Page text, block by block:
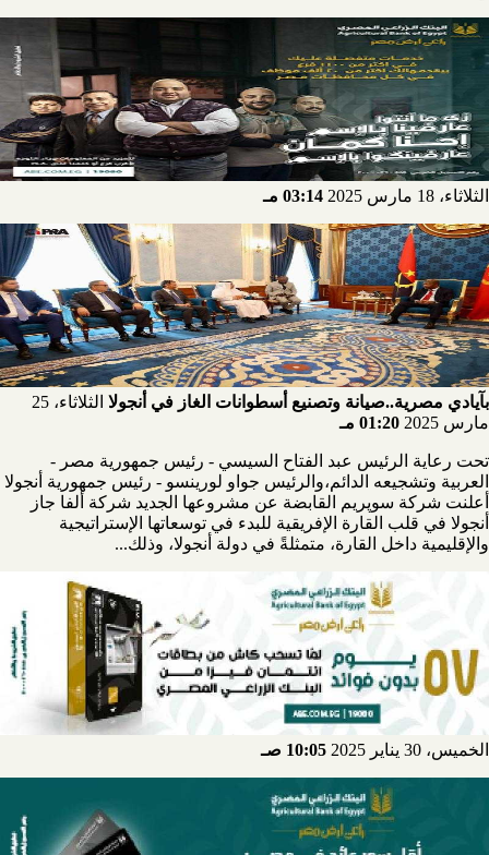
الثلاثاء، 18 مارس 2025 03:14 مـ
بآيادي مصرية..صيانة وتصنيع أسطوانات الغاز في أنجولا
الثلاثاء، 25
مارس 2025
01:20 مـ
تحت رعاية الرئيس عبد الفتاح السيسي - رئيس جمهورية مصر -
العربية وتشجيعه الدائم،والرئيس جواو لورينسو - رئيس جمهورية أنجولا
أعلنت شركة سوپريم القابضة عن مشروعها الجديد شركة ألفا جاز
أنجولا في قلب القارة الإفريقية للبدء في توسعاتها الإستراتيجية
والإقليمية داخل القارة، متمثلةً في دولة أنجولا، وذلك...
الخميس، 30 يناير 2025 10:05 صـ